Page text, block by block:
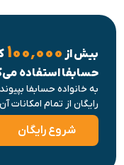
بیش از ۱۰۰٬۰۰۰
حسابفا استفاده
رایگان از تمام امکانات
شروع رایگان